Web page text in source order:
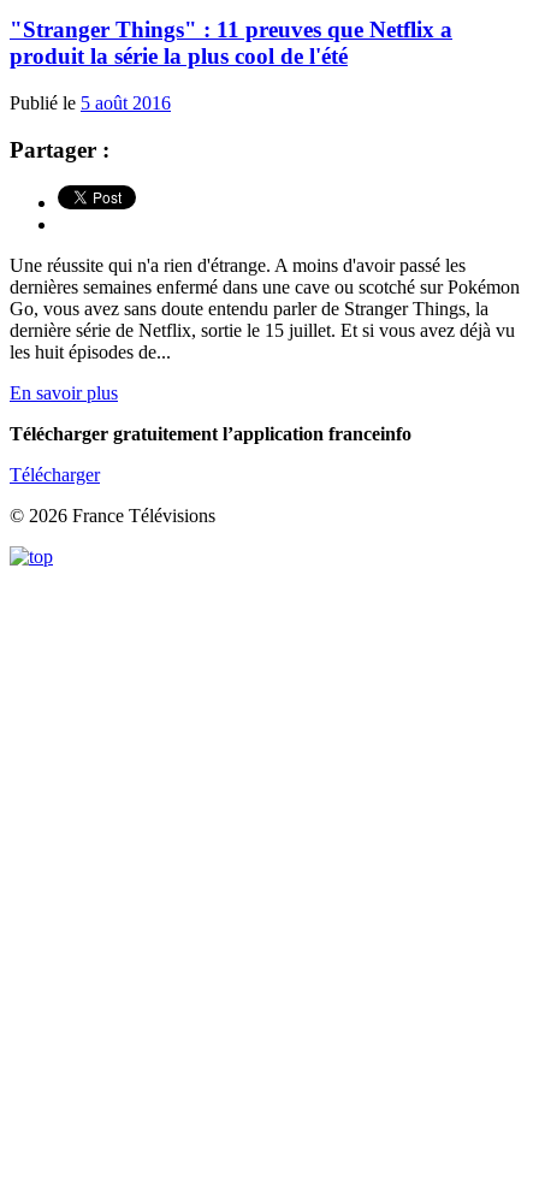
"Stranger Things" : 11 preuves que Netflix a
produit la série la plus cool de l'été
Publié le 5 août 2016
Partager :
Une réussite qui n'a rien d'étrange. A moins d'avoir passé les
dernières semaines enfermé dans une cave ou scotché sur Pokémon
Go, vous avez sans doute entendu parler de Stranger Things, la
dernière série de Netflix, sortie le 15 juillet. Et si vous avez déjà vu
les huit épisodes de...
En savoir plus
Télécharger gratuitement l’application franceinfo
Télécharger
© 2026 France Télévisions